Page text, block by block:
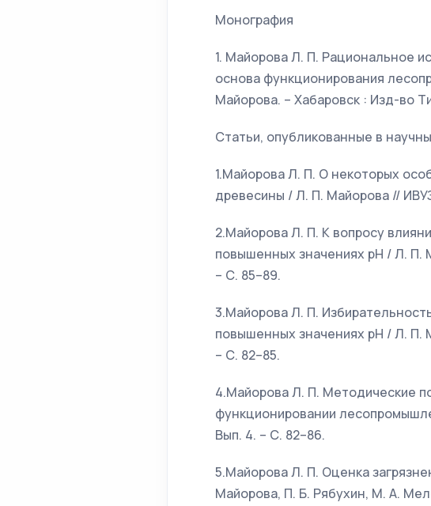
Монография
1. Майорова Л. П. Рациональное
основа функционирования
Майорова. – Хабаровск : Изд-во
Статьи, опубликованные в
1.Майорова Л. П. О некоторых
древесины / Л. П. Майорова //
2.Майорова Л. П. К вопросу
повышенных значениях рН / Л. П.
– С. 85–89.
3.Майорова Л. П.
повышенных значениях рН / Л. П.
– С. 82–85.
4.Майорова Л. П. Методические
функционировании
Вып. 4. – С. 82–86.
5.Майорова Л. П. Оценка
Майорова, П. Б. Рябухин, М. А.